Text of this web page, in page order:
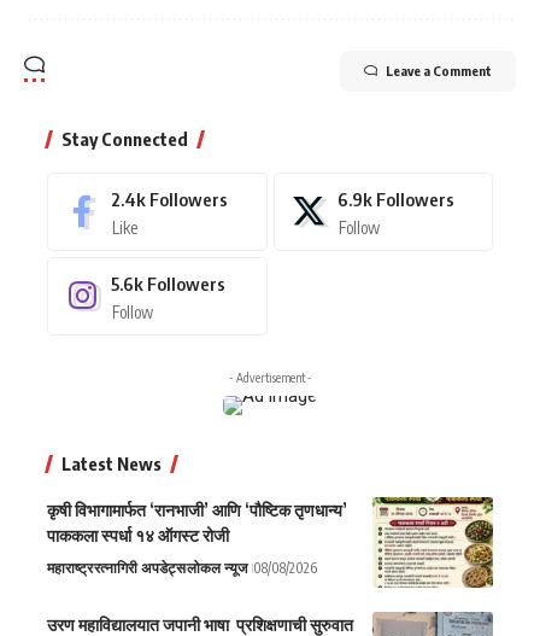
Leave a Comment
Stay Connected
2.4k Followers
Like
6.9k Followers
Follow
5.6k Followers
Follow
- Advertisement -
Latest News
कृषी विभागामार्फत ‘रानभाजी’ आणि ‘पौष्टिक तृणधान्य’
पाककला स्पर्धा १४ ऑगस्ट रोजी
महाराष्ट्ररत्नागिरी अपडेट्सलोकल न्यूज 08/08/2026
उरण महाविद्यालयात जपानी भाषा प्रशिक्षणाची सुरुवात